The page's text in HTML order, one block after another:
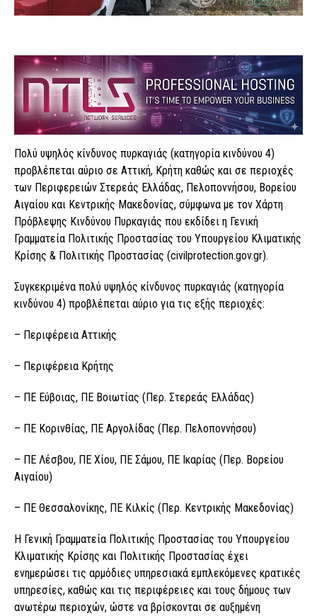
Πολύ υψηλός κίνδυνος πυρκαγιάς (κατηγορία κινδύνου 4)
προβλέπεται αύριο σε Αττική, Κρήτη καθώς και σε περιοχές
των Περιφερειών Στερεάς Ελλάδας, Πελοποννήσου, Βορείου
Αιγαίου και Κεντρικής Μακεδονίας, σύμφωνα με τον Χάρτη
Πρόβλεψης Κινδύνου Πυρκαγιάς που εκδίδει η Γενική
Γραμματεία Πολιτικής Προστασίας του Υπουργείου Κλιματικής
Κρίσης & Πολιτικής Προστασίας (civilprotection.gov.gr).
Συγκεκριμένα πολύ υψηλός κίνδυνος πυρκαγιάς (κατηγορία
κινδύνου 4) προβλέπεται αύριο για τις εξής περιοχές:
– Περιφέρεια Αττικής
– Περιφέρεια Κρήτης
– ΠΕ Εύβοιας, ΠΕ Βοιωτίας (Περ. Στερεάς Ελλάδας)
– ΠΕ Κορινθίας, ΠΕ Αργολίδας (Περ. Πελοποννήσου)
– ΠΕ Λέσβου, ΠΕ Χίου, ΠΕ Σάμου, ΠΕ Ικαρίας (Περ. Βορείου
Αιγαίου)
– ΠΕ Θεσσαλονίκης, ΠΕ Κιλκίς (Περ. Κεντρικής Μακεδονίας)
Η Γενική Γραμματεία Πολιτικής Προστασίας του Υπουργείου
Κλιματικής Κρίσης και Πολιτικής Προστασίας έχει
ενημερώσει τις αρμόδιες υπηρεσιακά εμπλεκόμενες κρατικές
υπηρεσίες, καθώς και τις περιφέρειες και τους δήμους των
ανωτέρω περιοχών, ώστε να βρίσκονται σε αυξημένη